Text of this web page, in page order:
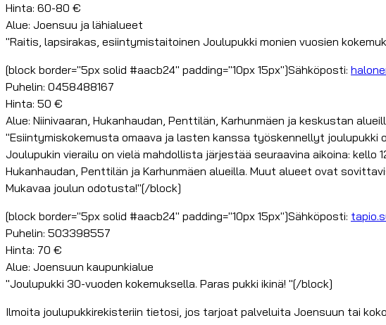
Hinta: 60-80 €
Alue: Joensuu ja lähialueet
"Raitis, lapsirakas, esiintymistaitoinen Joulupukki monien vuosien
[block border="5px solid #aacb24" padding="10px 15px"]Sähköposti:
Puhelin: 0458488167
Hinta: 50 €
Alue: Niinivaaran, Hukanhaudan, Penttilän, Karhunmäen ja keskustan
"Esiintymiskokemusta omaava ja lasten kanssa työskennellyt joulupukki
Joulupukin vierailu on vielä mahdollista järjestää seuraavina aikoina: kello
Hukanhaudan, Penttilän ja Karhunmäen alueilla. Muut alueet ovat
Mukavaa joulun odotusta!"[/block]
[block border="5px solid #aacb24" padding="10px 15px"]Sähköposti:
Puhelin: 503398557
Hinta: 70 €
Alue: Joensuun kaupunkialue
"Joulupukki 30-vuoden kokemuksella. Paras pukki ikinä! "[/block]
Ilmoita joulupukkirekisteriin tietosi, jos tarjoat palveluita Joensuun tai